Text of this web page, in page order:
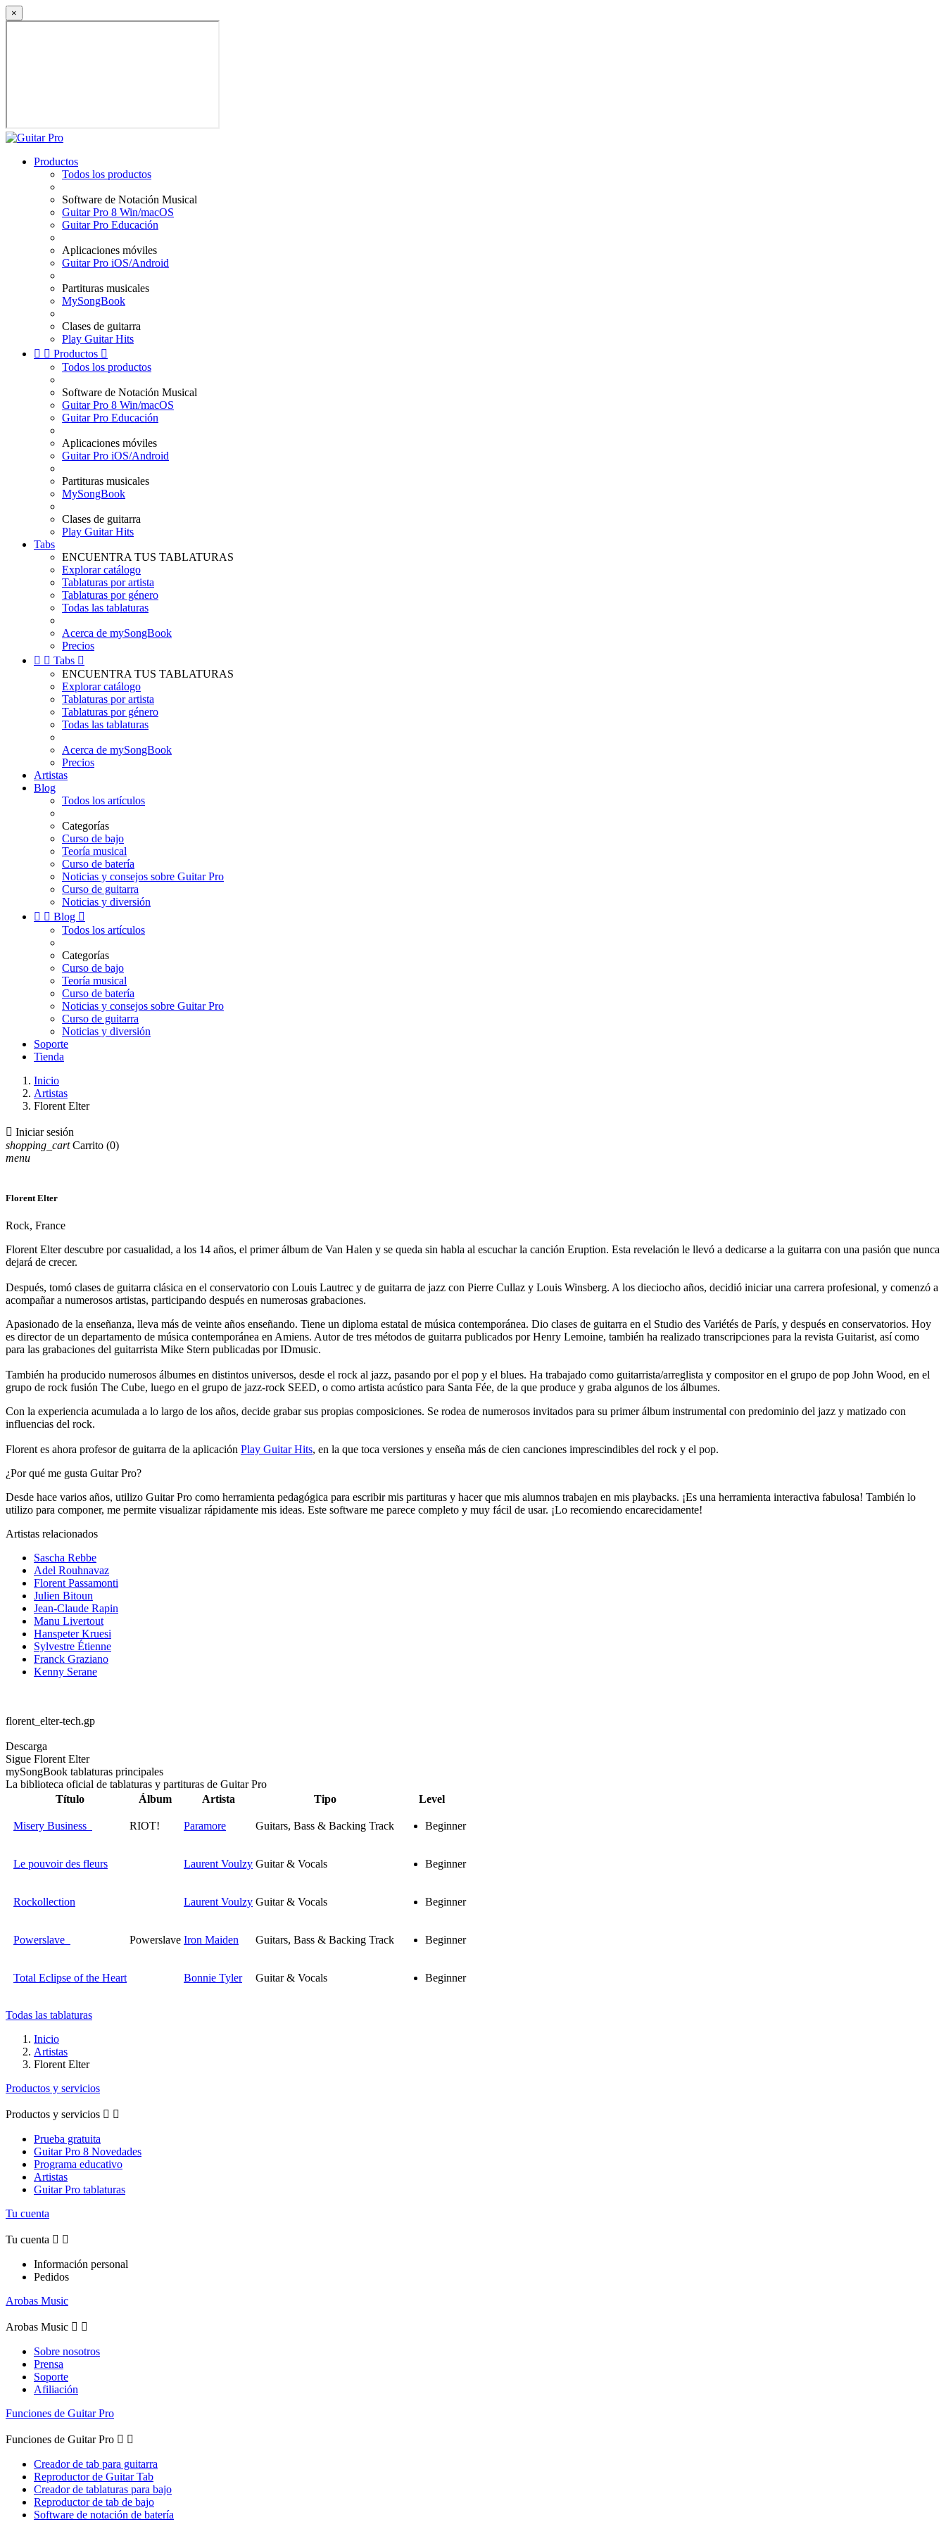
×
Productos
Todos los productos
Software de Notación Musical
Guitar Pro 8 Win/macOS
Guitar Pro Educación
Aplicaciones móviles
Guitar Pro iOS/Android
Partituras musicales
MySongBook
Clases de guitarra
Play Guitar Hits
  Productos 
Todos los productos
Software de Notación Musical
Guitar Pro 8 Win/macOS
Guitar Pro Educación
Aplicaciones móviles
Guitar Pro iOS/Android
Partituras musicales
MySongBook
Clases de guitarra
Play Guitar Hits
Tabs
ENCUENTRA TUS TABLATURAS
Explorar catálogo
Tablaturas por artista
Tablaturas por género
Todas las tablaturas
Acerca de mySongBook
Precios
  Tabs 
ENCUENTRA TUS TABLATURAS
Explorar catálogo
Tablaturas por artista
Tablaturas por género
Todas las tablaturas
Acerca de mySongBook
Precios
Artistas
Blog
Todos los artículos
Categorías
Curso de bajo
Teoría musical
Curso de batería
Noticias y consejos sobre Guitar Pro
Curso de guitarra
Noticias y diversión
  Blog 
Todos los artículos
Categorías
Curso de bajo
Teoría musical
Curso de batería
Noticias y consejos sobre Guitar Pro
Curso de guitarra
Noticias y diversión
Soporte
Tienda
Inicio
Artistas
Florent Elter
 Iniciar sesión
shopping_cart Carrito (0)
menu
Florent Elter
Rock, France
Florent Elter descubre por casualidad, a los 14 años, el primer álbum de Van Halen y se queda sin habla al escuchar la canción Eruption. Esta revelación le llevó a dedicarse a la guitarra con una pasión que nunca
dejará de crecer.
Después, tomó clases de guitarra clásica en el conservatorio con Louis Lautrec y de guitarra de jazz con Pierre Cullaz y Louis Winsberg. A los dieciocho años, decidió iniciar una carrera profesional, y comenzó a
acompañar a numerosos artistas, participando después en numerosas grabaciones.
Apasionado de la enseñanza, lleva más de veinte años enseñando. Tiene un diploma estatal de música contemporánea. Dio clases de guitarra en el Studio des Variétés de París, y después en conservatorios. Hoy
es director de un departamento de música contemporánea en Amiens. Autor de tres métodos de guitarra publicados por Henry Lemoine, también ha realizado transcripciones para la revista Guitarist, así como
para las grabaciones del guitarrista Mike Stern publicadas por IDmusic.
También ha producido numerosos álbumes en distintos universos, desde el rock al jazz, pasando por el pop y el blues. Ha trabajado como guitarrista/arreglista y compositor en el grupo de pop John Wood, en el
grupo de rock fusión The Cube, luego en el grupo de jazz-rock SEED, o como artista acústico para Santa Fée, de la que produce y graba algunos de los álbumes.
Con la experiencia acumulada a lo largo de los años, decide grabar sus propias composiciones. Se rodea de numerosos invitados para su primer álbum instrumental con predominio del jazz y matizado con
influencias del rock.
Florent es ahora profesor de guitarra de la aplicación Play Guitar Hits, en la que toca versiones y enseña más de cien canciones imprescindibles del rock y el pop.
¿Por qué me gusta Guitar Pro?
Desde hace varios años, utilizo Guitar Pro como herramienta pedagógica para escribir mis partituras y hacer que mis alumnos trabajen en mis playbacks. ¡Es una herramienta interactiva fabulosa! También lo
utilizo para componer, me permite visualizar rápidamente mis ideas. Este software me parece completo y muy fácil de usar. ¡Lo recomiendo encarecidamente!
Artistas relacionados
Sascha Rebbe
Adel Rouhnavaz
Florent Passamonti
Julien Bitoun
Jean-Claude Rapin
Manu Livertout
Hanspeter Kruesi
Sylvestre Étienne
Franck Graziano
Kenny Serane
florent_elter-tech.gp
Descarga
Sigue Florent Elter
mySongBook tablaturas principales
La biblioteca oficial de tablaturas y partituras de Guitar Pro
Título
Álbum Artista Tipo Level
Misery Business RIOT! Paramore Guitars, Bass & Backing Track Beginner
Le pouvoir des fleurs Laurent Voulzy Guitar & Vocals Beginner
Rockollection Laurent Voulzy Guitar & Vocals Beginner
Powerslave Powerslave Iron Maiden Guitars, Bass & Backing Track Beginner
Total Eclipse of the Heart Bonnie Tyler Guitar & Vocals Beginner
Todas las tablaturas
Inicio
Artistas
Florent Elter
Productos y servicios
Productos y servicios  
Prueba gratuita
Guitar Pro 8 Novedades
Programa educativo
Artistas
Guitar Pro tablaturas
Tu cuenta
Tu cuenta  
Información personal
Pedidos
Arobas Music
Arobas Music  
Sobre nosotros
Prensa
Soporte
Afiliación
Funciones de Guitar Pro
Funciones de Guitar Pro  
Creador de tab para guitarra
Reproductor de Guitar Tab
Creador de tablaturas para bajo
Reproductor de tab de bajo
Software de notación de batería